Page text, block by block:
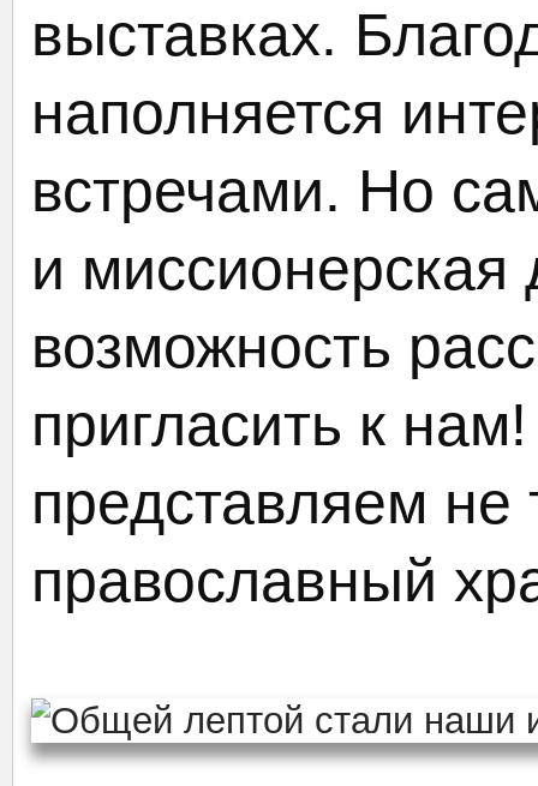
выставках.
наполняется
встречами. Но
и миссионерская
возможность
пригласить к
представляем не
православный